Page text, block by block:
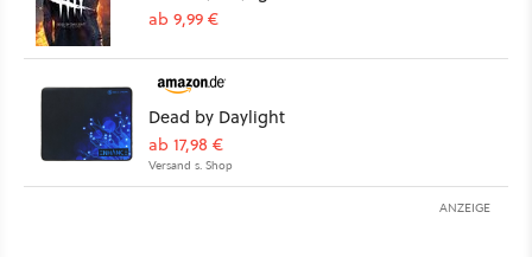
ab 9,99 €
Dead by Daylight
ab 17,98 €
Versand s. Shop
ANZEIGE